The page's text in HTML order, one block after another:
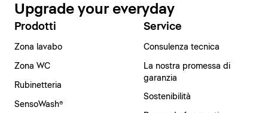
Upgrade your everyday
Prodotti
Zona lavabo
Zona WC
Rubinetteria
SensoWash®
Service
Consulenza tecnica
La nostra promessa di
garanzia
Sostenibilità